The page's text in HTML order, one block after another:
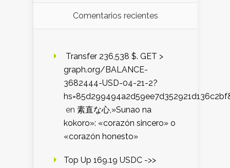
Comentarios recientes
️ Transfer 236,538 $. GET >
graph.org/BALANCE-
3682444-USD-04-21-2?
en 素直な心,»Sunao na
kokoro»: «corazón sincero» o
«corazón honesto»
Top Up 169.19 USDC ->>